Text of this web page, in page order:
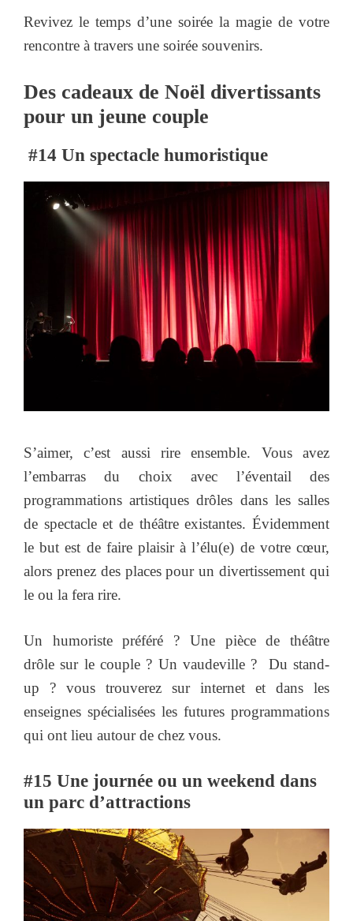
Revivez le temps d’une soirée la magie de votre
rencontre à travers une soirée souvenirs.
Des cadeaux de Noël divertissants
pour un jeune couple
#14 Un spectacle humoristique
S’aimer, c’est aussi rire ensemble. Vous avez
l’embarras du choix avec l’éventail des
programmations artistiques drôles dans les salles
de spectacle et de théâtre existantes. Évidemment
le but est de faire plaisir à l’élu(e) de votre cœur,
alors prenez des places pour un divertissement qui
le ou la fera rire.
Un humoriste préféré ? Une pièce de théâtre
drôle sur le couple ? Un vaudeville ? Du stand-
up ? vous trouverez sur internet et dans les
enseignes spécialisées les futures programmations
qui ont lieu autour de chez vous.
#15 Une journée ou un weekend dans
un parc d’attractions